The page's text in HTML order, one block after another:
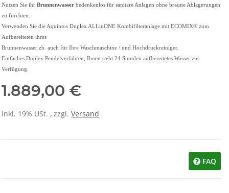
Nutzen Sie ihrBrunnenwasser bedenkenlos für sanitäre Anlagen ohne braune Ablagerungen
zu fürchten.
Verwenden Sie die Aquintos Duplex ALLinONE Kombifilteranlage mit ECOMIX® zum
Aufbereiteten ihres
Brunnenwasser zb. auch für Ihre Waschmaschine / und Hochdruckreiniger.
Einfaches Duplex Pendelverfahren, Ihnen steht 24 Stunden aufbereitetes Wasser zur
Verfügung.
1.889,00 €
inkl. 19% USt. , zzgl.Versand
FAQ